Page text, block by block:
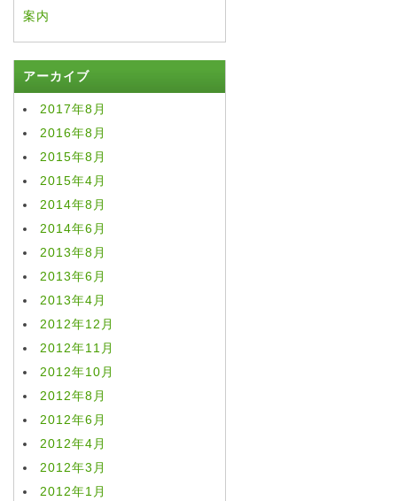
案内
アーカイブ
2017年8月
2016年8月
2015年8月
2015年4月
2014年8月
2014年6月
2013年8月
2013年6月
2013年4月
2012年12月
2012年11月
2012年10月
2012年8月
2012年6月
2012年4月
2012年3月
2012年1月